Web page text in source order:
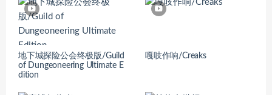
地下城探险公会终极版/Guild
of Dungeoneering Ultimate E
dition
嘎吱作响/Creaks